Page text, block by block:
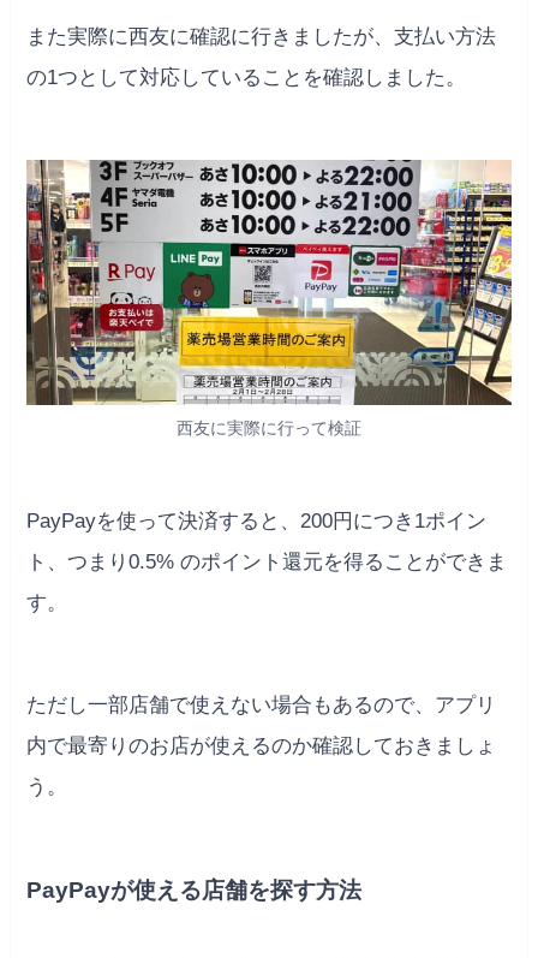
また実際に西友に確認に行きましたが、支払い方法
の1つとして対応していることを確認しました。
西友に実際に行って検証
PayPayを使って決済すると、200円につき1ポイン
ト、つまり0.5% のポイント還元を得ることができま
す。
ただし一部店舗で使えない場合もあるので、アプリ
内で最寄りのお店が使えるのか確認しておきましょ
う。
PayPayが使える店舗を探す方法